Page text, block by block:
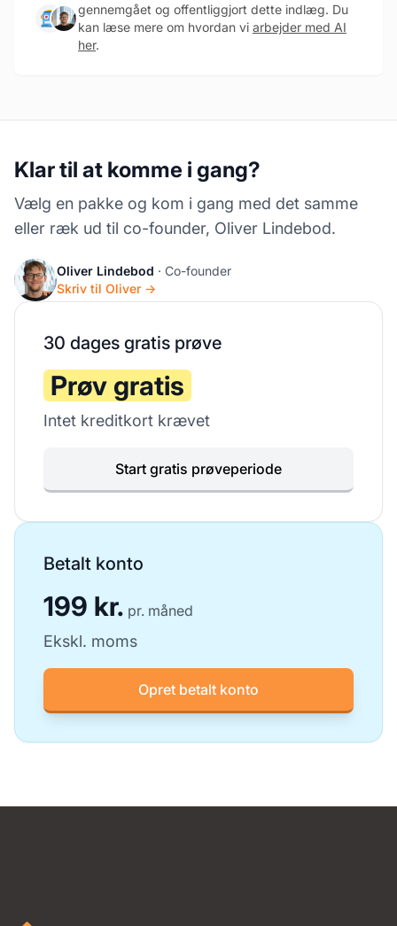
gennemgået og offentliggjort dette indlæg. Du
kan læse mere om hvordan vi arbejder med AI
her.
Klar til at komme i gang?
Vælg en pakke og kom i gang med det samme
eller ræk ud til co-founder, Oliver Lindebod.
Oliver Lindebod · Co-founder
Skriv til Oliver →
30 dages gratis prøve
Prøv gratis
Intet kreditkort krævet
Start gratis prøveperiode
Betalt konto
199 kr. pr. måned
Ekskl. moms
Opret betalt konto